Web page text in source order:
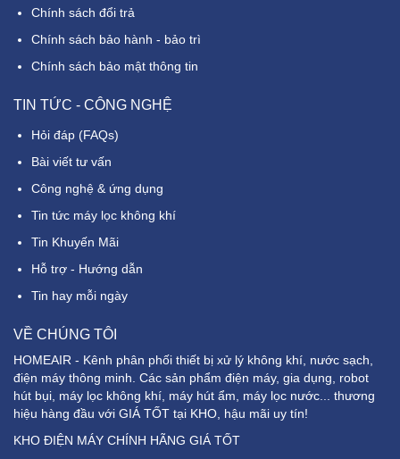
Chính sách đổi trả
Chính sách bảo hành - bảo trì
Chính sách bảo mật thông tin
TIN TỨC - CÔNG NGHỆ
Hỏi đáp (FAQs)
Bài viết tư vấn
Công nghệ & ứng dụng
Tin tức máy lọc không khí
Tin Khuyến Mãi
Hỗ trợ - Hướng dẫn
Tin hay mỗi ngày
VỀ CHÚNG TÔI
HOMEAIR - Kênh phân phối thiết bị xử lý không khí, nước sạch,
điện máy thông minh. Các sản phẩm điện máy, gia dụng, robot
hút bụi, máy lọc không khí, máy hút ẩm, máy lọc nước... thương
hiệu hàng đầu với GIÁ TỐT tại KHO, hậu mãi uy tín!
KHO ĐIỆN MÁY CHÍNH HÃNG GIÁ TỐT